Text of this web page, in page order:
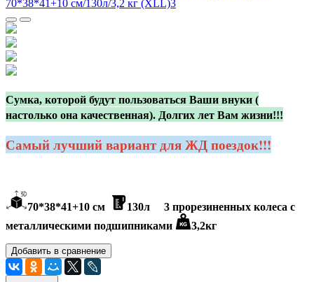
Сумка, которой будут пользоваться Ваши внуки (
настолько она качественная). Долгих лет Вам жизни!!!
Самый лучший вариант для ЖД поездок!!!
70*38*41+10 см 130л 3 прорезиненных колеса c
металлическими подшипниками
3,2кг
Добавить в сравнение